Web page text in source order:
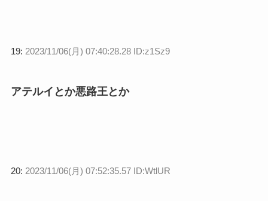
19: 2023/11/06(月) 07:40:28.28 ID:z1Sz9
アテルイとか悪路王とか
20: 2023/11/06(月) 07:52:35.57 ID:WtlUR